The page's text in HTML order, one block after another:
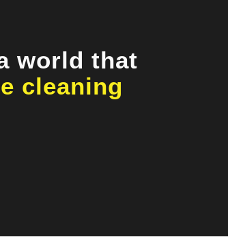
world that
cleaning